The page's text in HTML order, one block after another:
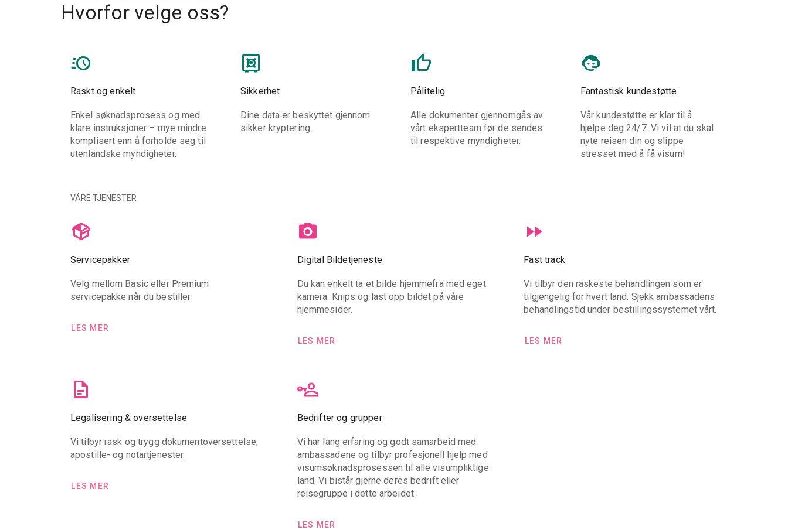
Hvorfor velge oss?
Raskt og enkelt
Enkel søknadsprosess og med
klare instruksjoner – mye mindre
komplisert enn å forholde seg til
utenlandske myndigheter.
Sikkerhet
Dine data er beskyttet gjennom
sikker kryptering.
Pålitelig
Alle dokumenter gjennomgås av
vårt ekspertteam før de sendes
til respektive myndigheter.
Fantastisk kundestøtte
Vår kundestøtte er klar til å
hjelpe deg 24/7. Vi vil at du skal
nyte reisen din og slippe
stresset med å få visum!
VÅRE TJENESTER
Servicepakker
Velg mellom Basic eller Premium
servicepakke når du bestiller.
LES MER
Digital Bildetjeneste
Du kan enkelt ta et bilde hjemmefra med eget
kamera. Knips og last opp bildet på våre
hjemmesider.
LES MER
Fast track
Vi tilbyr den raskeste behandlingen som er
tilgjengelig for hvert land. Sjekk ambassadens
behandlingstid under bestillingssystemet vårt.
LES MER
Legalisering & oversettelse
Vi tilbyr rask og trygg dokumentoversettelse,
apostille- og notartjenester.
LES MER
Bedrifter og grupper
Vi har lang erfaring og godt samarbeid med
ambassadene og tilbyr profesjonell hjelp med
visumsøknadsprosessen til alle visumpliktige
land. Vi bistår gjerne deres bedrift eller
reisegruppe i dette arbeidet.
LES MER